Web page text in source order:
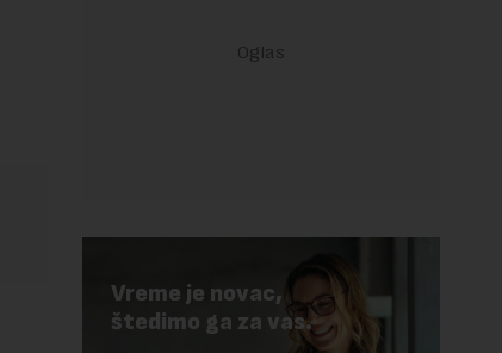
Vreme je novac,
štedimo ga za vas.